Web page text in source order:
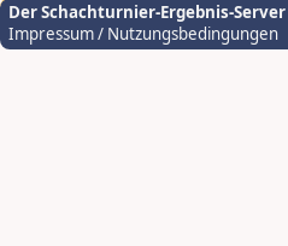
Der Schachturnier-Ergebnis-Server
Impressum / Nutzungsbedingungen